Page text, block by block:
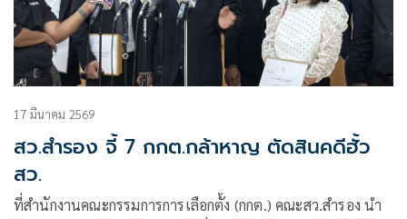
17 มีนาคม 2569
สว.สำรอง จี้ 7 กกต.กล้าหาญ ตัดสินคดีฮั้ว
สว.
ที่สำนักงานคณะกรรมการการเลือกตั้ง (กกต.) คณะสว.สำรอง นำ